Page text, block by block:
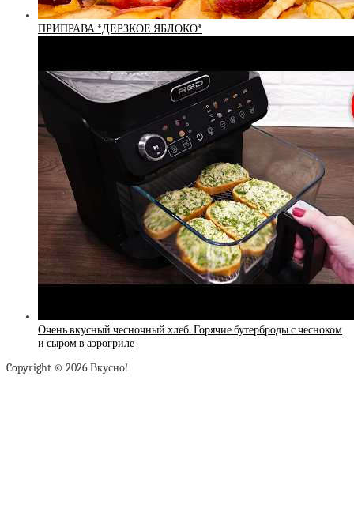
ПРИПРАВА *ДЕРЗКОЕ ЯБЛОКО*
Очень вкусный чесночный хлеб. Горячие бутерброды с чесноком
и сыром в аэрогриле
Copyright © 2026 Вкусно!